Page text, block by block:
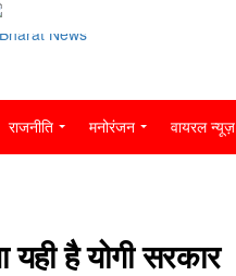
राजनीति मनोरंजन वायरल न्यूज़
है योगी सरकार